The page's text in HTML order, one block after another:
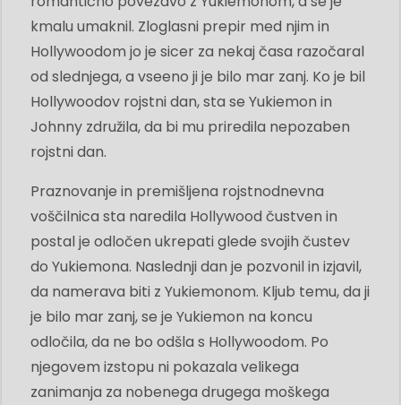
kmalu umaknil. Zloglasni prepir med njim in
Hollywoodom jo je sicer za nekaj časa razočaral
od slednjega, a vseeno ji je bilo mar zanj. Ko je bil
Hollywoodov rojstni dan, sta se Yukiemon in
Johnny združila, da bi mu priredila nepozaben
rojstni dan.
Praznovanje in premišljena rojstnodnevna
voščilnica sta naredila Hollywood čustven in
postal je odločen ukrepati glede svojih čustev
do Yukiemona. Naslednji dan je pozvonil in izjavil,
da namerava biti z Yukiemonom. Kljub temu, da ji
je bilo mar zanj, se je Yukiemon na koncu
odločila, da ne bo odšla s Hollywoodom. Po
njegovem izstopu ni pokazala velikega
zanimanja za nobenega drugega moškega